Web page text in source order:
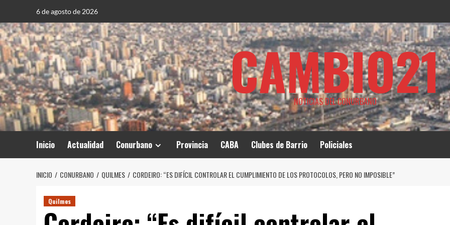
contenido
6 de agosto de 2026
CAMBIO21
NOTICIAS DEL CONURBANO
Inicio Actualidad Conurbano Provincia CABA Clubes de Barrio Policiales
INICIO CONURBANO QUILMES CORDEIRO: “ES DIFÍCIL CONTROLAR EL CUMPLIMIENTO DE LOS PROTOCOLOS, PERO NO IMPOSIBLE”
Quilmes